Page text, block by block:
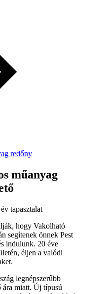
redőny
műanyag
tapasztalat
hogy Vakolható
segítenek önnek Pest
indulunk. 20 éve
éljen a valódi
legnépszerűbb
ára miatt. Új típusú